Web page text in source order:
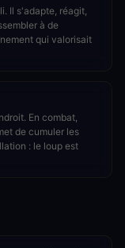
Il s'adapte, réagit,
à de
qui valorisait
En combat,
de cumuler les
: le loup est